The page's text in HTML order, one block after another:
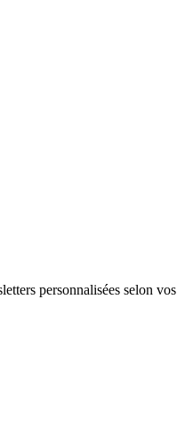
personnalisées selon vos